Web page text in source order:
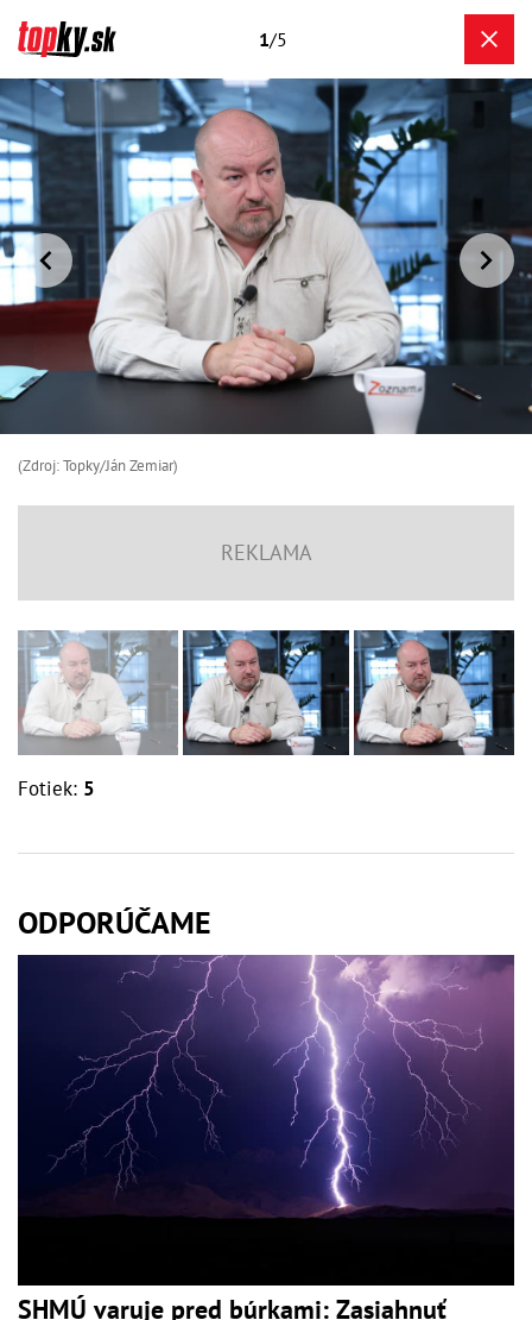
1/5
(Zdroj: Topky/Ján Zemiar)
Fotiek: 5
ODPORÚČAME
SHMÚ varuje pred búrkami: Zasiahnuť